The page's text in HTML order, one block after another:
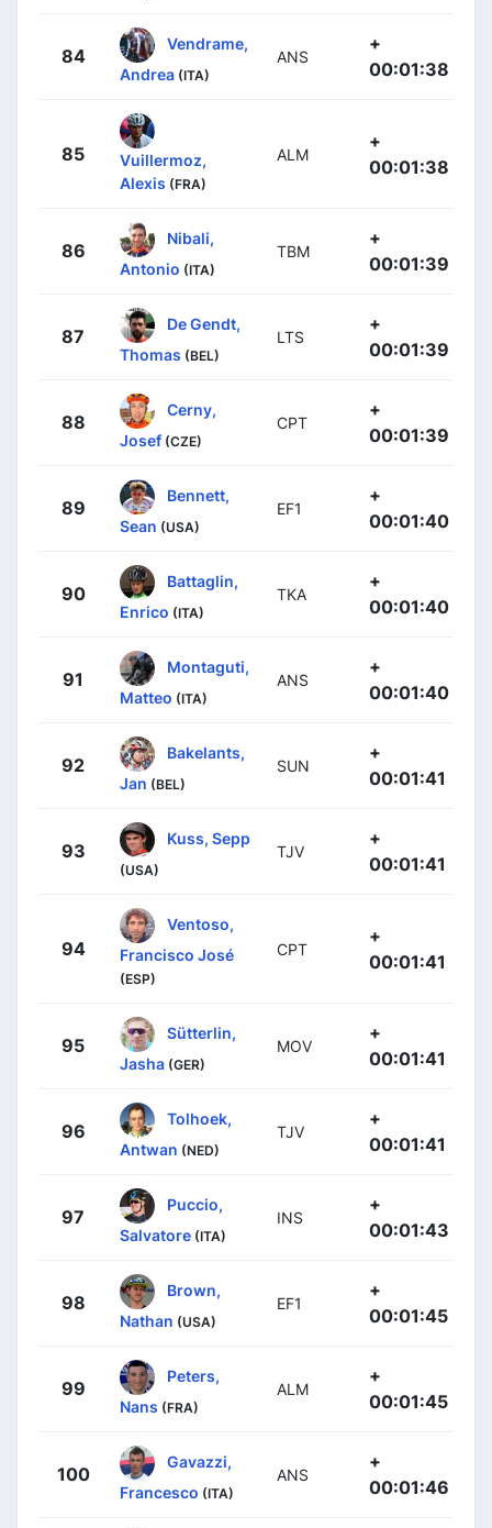
84
Vendrame,
Andrea (ITA)
ANS
+
00:01:38
85
Vuillermoz,
Alexis (FRA)
ALM
+
00:01:38
86
Nibali,
Antonio (ITA)
TBM
+
00:01:39
87
De Gendt,
Thomas (BEL)
LTS
+
00:01:39
88
Cerny,
Josef (CZE)
CPT
+
00:01:39
89
Bennett,
Sean (USA)
EF1
+
00:01:40
90
Battaglin,
Enrico (ITA)
TKA
+
00:01:40
91
Montaguti,
Matteo (ITA)
ANS
+
00:01:40
92
Bakelants,
Jan (BEL)
SUN
+
00:01:41
93
Kuss, Sepp
(USA)
TJV
+
00:01:41
94
Ventoso,
Francisco José
(ESP)
CPT
+
00:01:41
95
Sütterlin,
Jasha (GER)
MOV
+
00:01:41
96
Tolhoek,
Antwan (NED)
TJV
+
00:01:41
97
Puccio,
Salvatore (ITA)
INS
+
00:01:43
98
Brown,
Nathan (USA)
EF1
+
00:01:45
99
Peters,
Nans (FRA)
ALM
+
00:01:45
100
Gavazzi,
Francesco (ITA)
ANS
+
00:01:46